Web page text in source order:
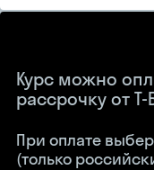
Курс можно
рассрочку от Т-
При оплате
(только